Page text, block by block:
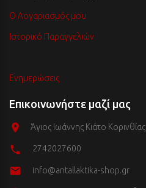
Ο Λογαριασμός μου
Ιστορικό Παραγγελιών
Ενημερώσεις
Επικοινωνήστε μαζί μας
Άγιος Ιωάννης Κιάτο Κορινθίας
2742027600
info@antallaktika-shop.gr